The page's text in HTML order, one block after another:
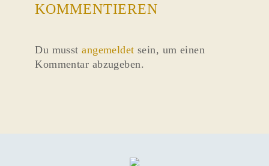
KOMMENTIEREN
Du musstangemeldet sein, um einen
Kommentar abzugeben.